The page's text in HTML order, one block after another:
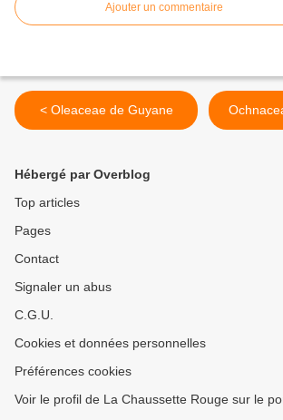
Ajouter un commentaire
< Oleaceae de Guyane
Hébergé par Overblog
Top articles
Pages
Contact
Signaler un abus
C.G.U.
Cookies et données personnelles
Préférences cookies
Voir le profil de La Chaussette Rouge sur le